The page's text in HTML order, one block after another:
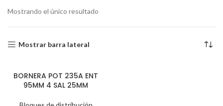
Mostrando el único resultado
Mostrar barra lateral
BORNERA POT 235A ENT
95MM 4 SAL 25MM